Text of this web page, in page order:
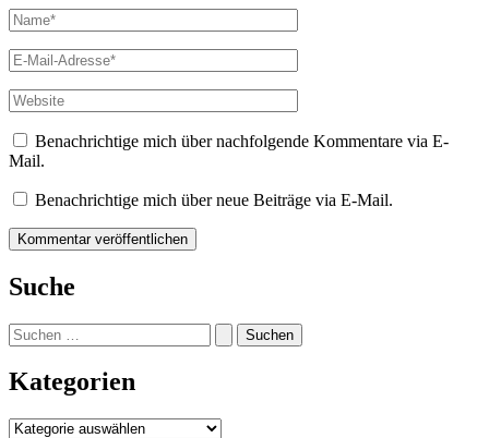
Name*
E-
Mail-
Adresse*
Website
Benachrichtige mich über nachfolgende Kommentare via E-
Mail.
Benachrichtige mich über neue Beiträge via E-Mail.
Suche
Suchen
nach:
Kategorien
Kategorien